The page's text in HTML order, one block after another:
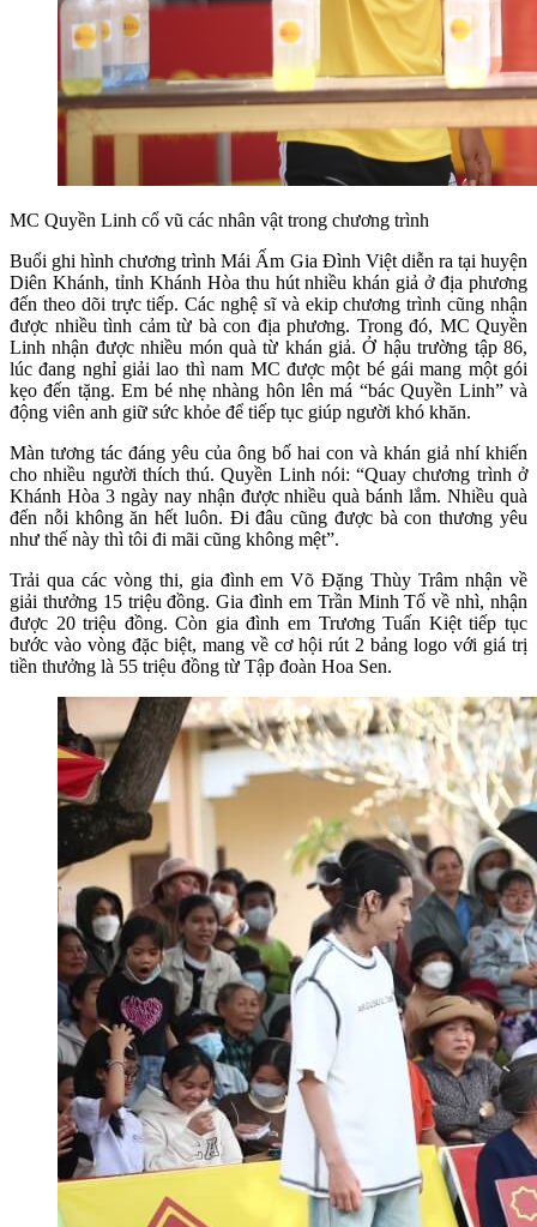
MC Quyền Linh cổ vũ các nhân vật trong chương trình
Buổi ghi hình chương trình Mái Ấm Gia Đình Việt diễn ra tại huyện
Diên Khánh, tỉnh Khánh Hòa thu hút nhiều khán giả ở địa phương
đến theo dõi trực tiếp. Các nghệ sĩ và ekip chương trình cũng nhận
được nhiều tình cảm từ bà con địa phương. Trong đó, MC Quyền
Linh nhận được nhiều món quà từ khán giả. Ở hậu trường tập 86,
lúc đang nghỉ giải lao thì nam MC được một bé gái mang một gói
kẹo đến tặng. Em bé nhẹ nhàng hôn lên má “bác Quyền Linh” và
động viên anh giữ sức khỏe để tiếp tục giúp người khó khăn.
Màn tương tác đáng yêu của ông bố hai con và khán giả nhí khiến
cho nhiều người thích thú. Quyền Linh nói: “Quay chương trình ở
Khánh Hòa 3 ngày nay nhận được nhiều quà bánh lắm. Nhiều quà
đến nỗi không ăn hết luôn. Đi đâu cũng được bà con thương yêu
như thế này thì tôi đi mãi cũng không mệt”.
Trải qua các vòng thi, gia đình em Võ Đặng Thùy Trâm nhận về
giải thưởng 15 triệu đồng. Gia đình em Trần Minh Tố về nhì, nhận
được 20 triệu đồng. Còn gia đình em Trương Tuấn Kiệt tiếp tục
bước vào vòng đặc biệt, mang về cơ hội rút 2 bảng logo với giá trị
tiền thưởng là 55 triệu đồng từ Tập đoàn Hoa Sen.